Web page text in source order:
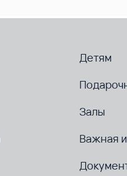
Детям
Залы
Важная